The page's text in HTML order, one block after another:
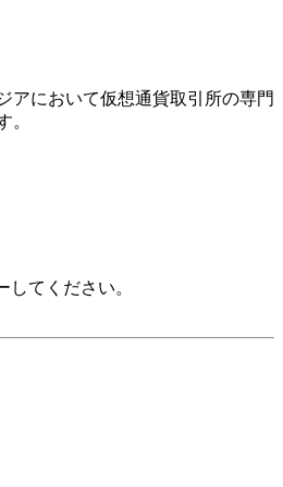
アにおいて仮想通貨取引所の専門
。
てください。